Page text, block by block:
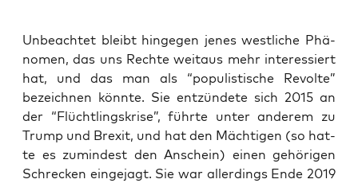
Unbe­ach­tet bleibt hin­ge­gen jenes west­li­che Phä­
no­men, das uns Rech­te weit­aus mehr inter­es­siert
hat, und das man als “popu­lis­ti­sche Revol­te”
bezeich­nen könn­te. Sie ent­zün­de­te sich 2015 an
der “Flücht­lings­kri­se”, führ­te unter ande­rem zu
Trump und Brexit, und hat den Mäch­ti­gen (so hat­
te es zumin­dest den Anschein) einen gehö­ri­gen
Schre­cken ein­ge­jagt. Sie war aller­dings Ende 2019